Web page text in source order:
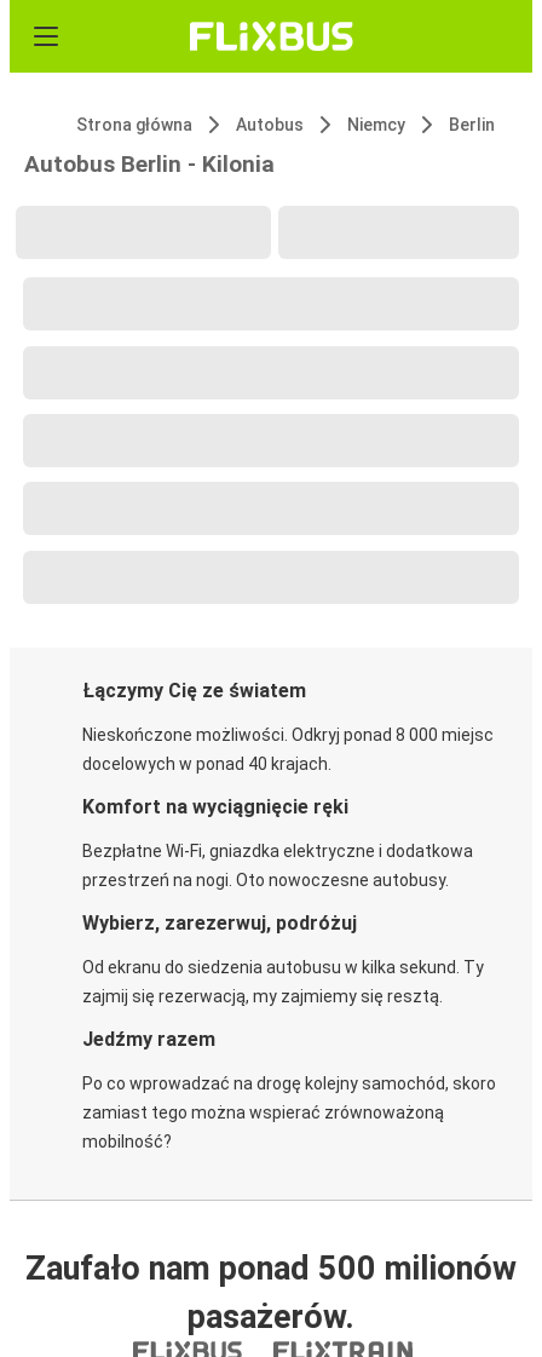
Strona główna Autobus Niemcy Berlin
Autobus Berlin - Kilonia
Łączymy Cię ze światem
Nieskończone możliwości. Odkryj ponad 8 000 miejsc
docelowych w ponad 40 krajach.
Komfort na wyciągnięcie ręki
Bezpłatne Wi-Fi, gniazdka elektryczne i dodatkowa
przestrzeń na nogi. Oto nowoczesne autobusy.
Wybierz, zarezerwuj, podróżuj
Od ekranu do siedzenia autobusu w kilka sekund. Ty
zajmij się rezerwacją, my zajmiemy się resztą.
Jedźmy razem
Po co wprowadzać na drogę kolejny samochód, skoro
zamiast tego można wspierać zrównoważoną
mobilność?
Zaufało nam ponad 500 milionów
pasażerów.